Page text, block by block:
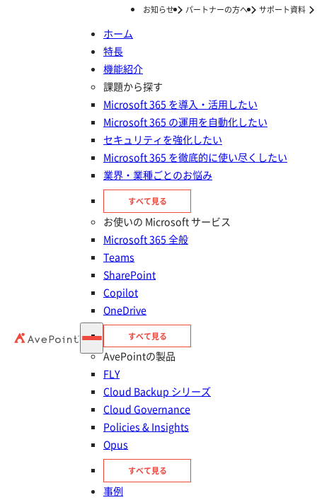
お知らせ パートナーの方へ サポート資料
ホーム
特長
機能紹介
課題から探す
Microsoft 365 を導入・活用したい
Microsoft 365 の運用を自動化したい
セキュリティを強化したい
Microsoft 365 を徹底的に使い尽くしたい
業界・業種ごとのお悩み
すべて見る
お使いの Microsoft サービス
Microsoft 365 全般
Teams
SharePoint
Copilot
OneDrive
すべて見る
AvePointの製品
FLY
Cloud Backup シリーズ
Cloud Governance
Policies & Insights
Opus
すべて見る
事例
Power Platform
2026年03月19日
市民開発者4,700名の「攻め」を支えるガバナンス基盤～花王
がAvePoint EnPowerで実現した、Power Platform運用の自
2025年09月05日
のべ2,000人以上の社員が利用するMicrosoft Power Platform
の管理をAvePoint EnPower で効率化 ―利用促進とガバナン
AvePointの製品を
30日間無料で
お試しいただけます